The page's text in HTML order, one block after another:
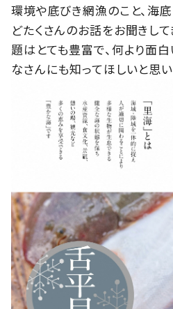
環境や底びき網漁のこと、海
どたくさんのお話をお聞きし
題はとても豊富で、何より面
なさんにも知ってほしいと思い